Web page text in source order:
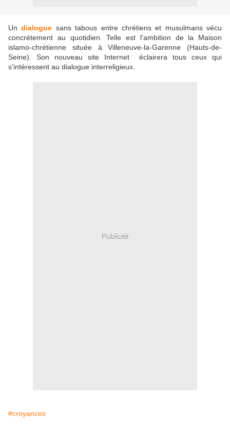
Undialogue sans tabous entre chrétiens et musulmans vécu
concrétement au quotidien. Telle est l'ambition de la Maison
islamo-chrétienne située à Villeneuve-la-Garenne (Hauts-de-
Seine). Son nouveau site Internet éclairera tous ceux qui
s'intéressent au dialogue interreligieux.
Publicité
#croyances